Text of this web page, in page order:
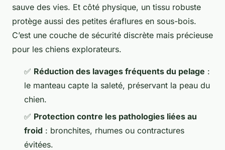
sauve des vies. Et côté physique, un tissu robuste
protège aussi des petites éraflures en sous-bois.
C’est une couche de sécurité discrète mais précieuse
pour les chiens explorateurs.
✅ Réduction des lavages fréquents du pelage :
le manteau capte la saleté, préservant la peau du
chien.
✅ Protection contre les pathologies liées au
froid : bronchites, rhumes ou contractures
évitées.